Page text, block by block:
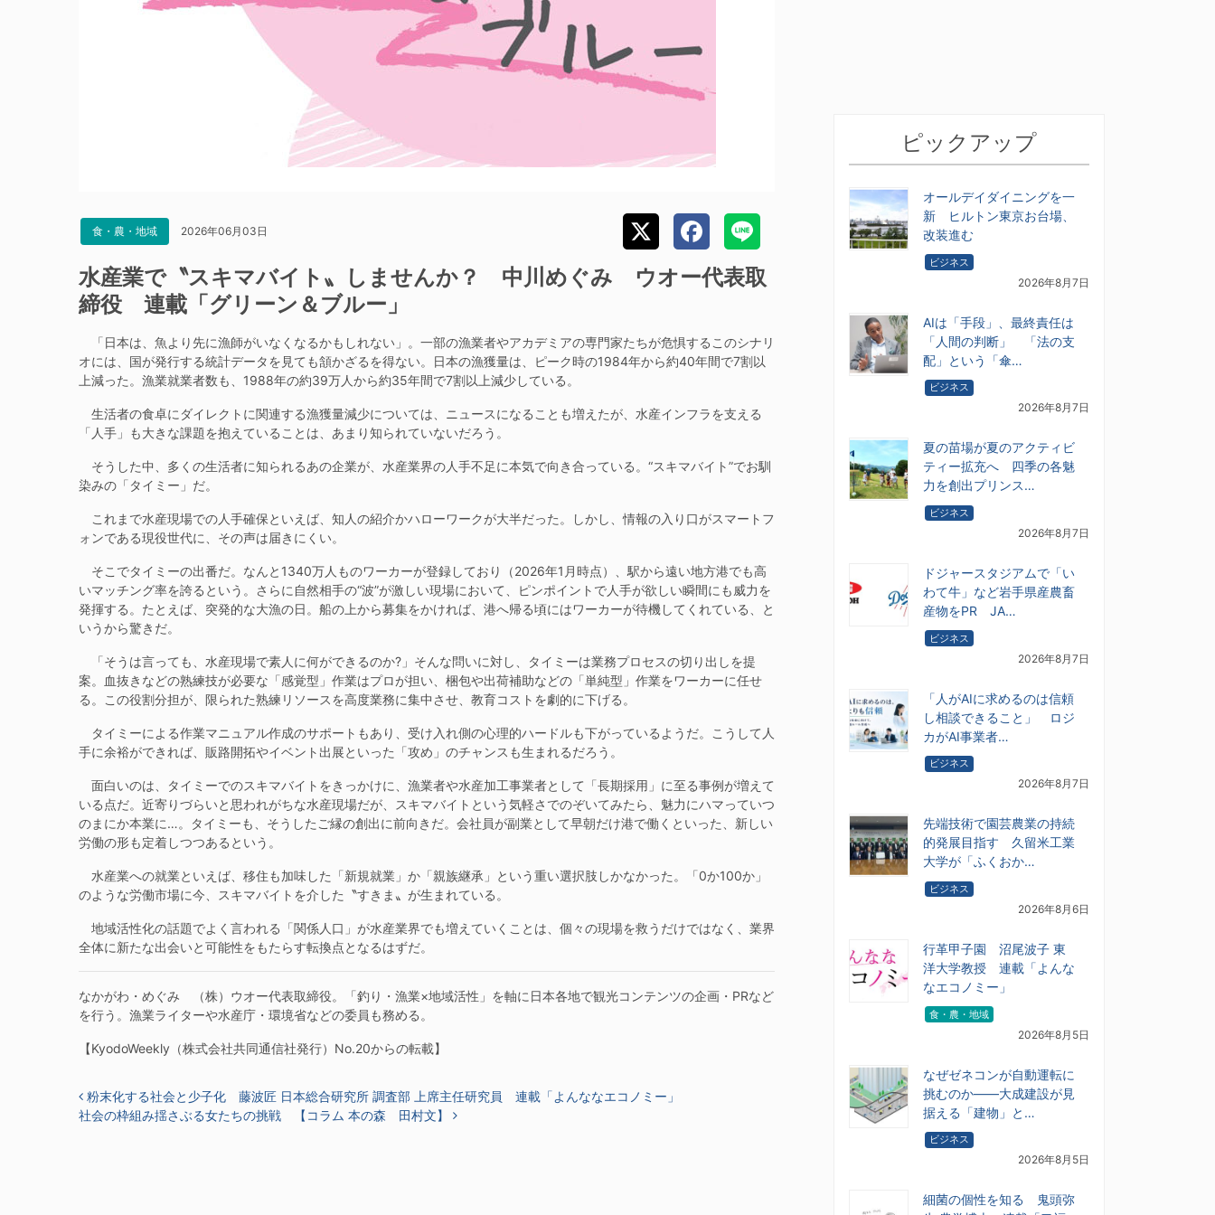
食・農・地域 2026年06月03日
水産業で〝スキマバイト〟しませんか？ 中川めぐみ ウオー代表取
締役 連載「グリーン＆ブルー」
「日本は、魚より先に漁師がいなくなるかもしれない」。一部の漁業者やアカデミアの専門家たちが危惧するこのシナリ
オには、国が発行する統計データを見ても頷かざるを得ない。日本の漁獲量は、ピーク時の1984年から約40年間で7割以
上減った。漁業就業者数も、1988年の約39万人から約35年間で7割以上減少している。
生活者の食卓にダイレクトに関連する漁獲量減少については、ニュースになることも増えたが、水産インフラを支える
「人手」も大きな課題を抱えていることは、あまり知られていないだろう。
そうした中、多くの生活者に知られるあの企業が、水産業界の人手不足に本気で向き合っている。“スキマバイト”でお馴
染みの「タイミー」だ。
これまで水産現場での人手確保といえば、知人の紹介かハローワークが大半だった。しかし、情報の入り口がスマートフ
ォンである現役世代に、その声は届きにくい。
そこでタイミーの出番だ。なんと1340万人ものワーカーが登録しており（2026年1月時点）、駅から遠い地方港でも高
いマッチング率を誇るという。さらに自然相手の“波”が激しい現場において、ピンポイントで人手が欲しい瞬間にも威力を
発揮する。たとえば、突発的な大漁の日。船の上から募集をかければ、港へ帰る頃にはワーカーが待機してくれている、と
いうから驚きだ。
「そうは言っても、水産現場で素人に何ができるのか?」そんな問いに対し、タイミーは業務プロセスの切り出しを提
案。血抜きなどの熟練技が必要な「感覚型」作業はプロが担い、梱包や出荷補助などの「単純型」作業をワーカーに任せ
る。この役割分担が、限られた熟練リソースを高度業務に集中させ、教育コストを劇的に下げる。
タイミーによる作業マニュアル作成のサポートもあり、受け入れ側の心理的ハードルも下がっているようだ。こうして人
手に余裕ができれば、販路開拓やイベント出展といった「攻め」のチャンスも生まれるだろう。
面白いのは、タイミーでのスキマバイトをきっかけに、漁業者や水産加工事業者として「長期採用」に至る事例が増えて
いる点だ。近寄りづらいと思われがちな水産現場だが、スキマバイトという気軽さでのぞいてみたら、魅力にハマっていつ
のまにか本業に…。タイミーも、そうしたご縁の創出に前向きだ。会社員が副業として早朝だけ港で働くといった、新しい
労働の形も定着しつつあるという。
水産業への就業といえば、移住も加味した「新規就業」か「親族継承」という重い選択肢しかなかった。「0か100か」
のような労働市場に今、スキマバイトを介した〝すきま〟が生まれている。
地域活性化の話題でよく言われる「関係人口」が水産業界でも増えていくことは、個々の現場を救うだけではなく、業界
全体に新たな出会いと可能性をもたらす転換点となるはずだ。
なかがわ・めぐみ （株）ウオー代表取締役。「釣り・漁業×地域活性」を軸に日本各地で観光コンテンツの企画・PRなど
を行う。漁業ライターや水産庁・環境省などの委員も務める。
【KyodoWeekly（株式会社共同通信社発行）No.20からの転載】
投稿ナビゲーション
粉末化する社会と少子化 藤波匠 日本総合研究所 調査部 上席主任研究員 連載「よんななエコノミー」
社会の枠組み揺さぶる女たちの挑戦 【コラム 本の森 田村文】
ピックアップ
オールデイダイニングを一
新 ヒルトン東京お台場、
改装進む
ビジネス
2026年8月7日
AIは「手段」、最終責任は
「人間の判断」 「法の支
配」という「傘…
ビジネス
2026年8月7日
夏の苗場が夏のアクティビ
ティー拡充へ 四季の各魅
力を創出プリンス…
ビジネス
2026年8月7日
ドジャースタジアムで「い
わて牛」など岩手県産農畜
産物をPR JA…
ビジネス
2026年8月7日
「人がAIに求めるのは信頼
し相談できること」 ロジ
カがAI事業者…
ビジネス
2026年8月7日
先端技術で園芸農業の持続
的発展目指す 久留米工業
大学が「ふくおか…
ビジネス
2026年8月6日
行革甲子園 沼尾波子 東
洋大学教授 連載「よんな
なエコノミー」
食・農・地域
2026年8月5日
なぜゼネコンが自動運転に
挑むのか――大成建設が見
据える「建物」と…
ビジネス
2026年8月5日
細菌の個性を知る 鬼頭弥